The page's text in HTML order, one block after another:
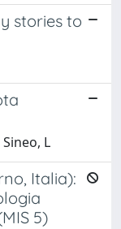
stories to
L
Italia):
5)